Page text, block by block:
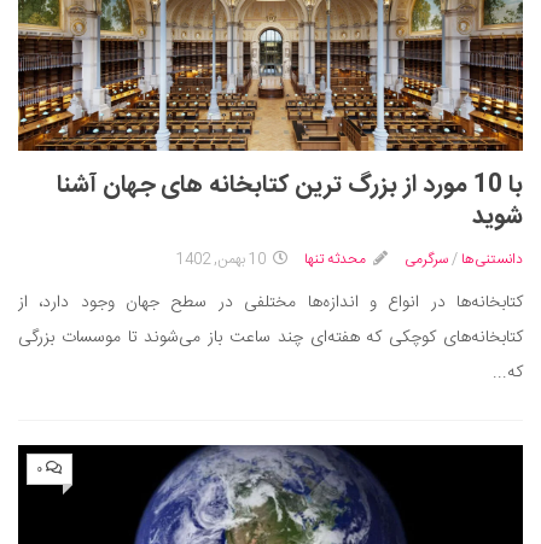
با 10 مورد از بزرگ ترین کتابخانه های جهان آشنا
شوید
دانستنی‌ها /سرگرمی محدثه تنها 10 بهمن, 1402
کتابخانه‌ها در انواع و اندازه‌ها مختلفی در سطح جهان وجود دارد، از
کتابخانه‌های کوچکی که هفته‌ای چند ساعت باز می‌شوند تا موسسات بزرگی
که...
۰